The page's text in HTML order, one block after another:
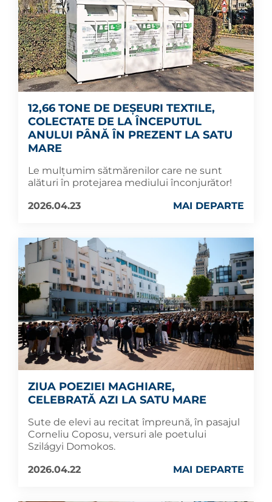
12,66 TONE DE DEȘEURI TEXTILE,
COLECTATE DE LA ÎNCEPUTUL
ANULUI PÂNĂ ÎN PREZENT LA SATU
MARE
Le mulțumim sătmărenilor care ne sunt
alături în protejarea mediului înconjurător!
2026.04.23
MAI DEPARTE
ZIUA POEZIEI MAGHIARE,
CELEBRATĂ AZI LA SATU MARE
Sute de elevi au recitat împreună, în pasajul
Corneliu Coposu, versuri ale poetului
Szilágyi Domokos.
2026.04.22
MAI DEPARTE